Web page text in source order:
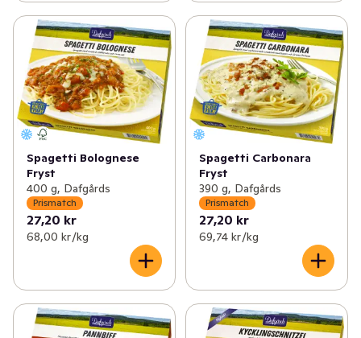
Spagetti Bolognese
Fryst
400 g, Dafgårds
Prismatch
27,20 kr
68,00 kr /kg
Spagetti Carbonara
Fryst
390 g, Dafgårds
Prismatch
27,20 kr
69,74 kr /kg